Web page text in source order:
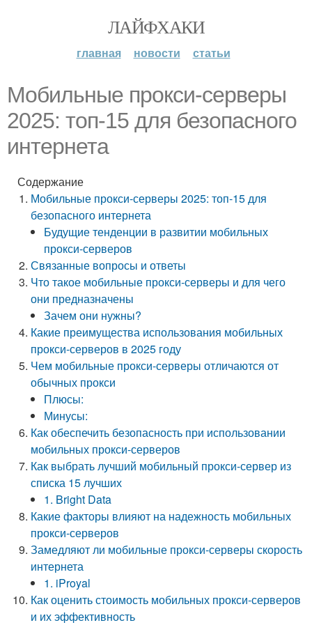
ЛАЙФХАКИ
главная новости статьи
Мобильные прокси-серверы
2025: топ-15 для безопасного
интернета
Содержание
Мобильные прокси-серверы 2025: топ-15 для
безопасного интернета
Будущие тенденции в развитии мобильных
прокси-серверов
Связанные вопросы и ответы
Что такое мобильные прокси-серверы и для чего
они предназначены
Зачем они нужны?
Какие преимущества использования мобильных
прокси-серверов в 2025 году
Чем мобильные прокси-серверы отличаются от
обычных прокси
Плюсы:
Минусы:
Как обеспечить безопасность при использовании
мобильных прокси-серверов
Как выбрать лучший мобильный прокси-сервер из
списка 15 лучших
1. Bright Data
Какие факторы влияют на надежность мобильных
прокси-серверов
Замедляют ли мобильные прокси-серверы скорость
интернета
1. iProyal
Как оценить стоимость мобильных прокси-серверов
и их эффективность